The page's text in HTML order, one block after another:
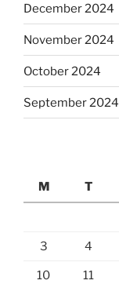
December 2024
November 2024
October 2024
September 2024
M
T
3 4
10 11